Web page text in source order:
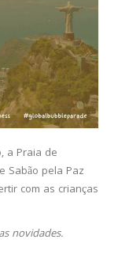
a Praia de
Sabão pela Paz
com as crianças
novidades.